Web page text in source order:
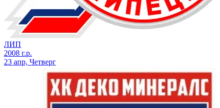
ЛИП
2008 г.р.
23 апр, Четверг